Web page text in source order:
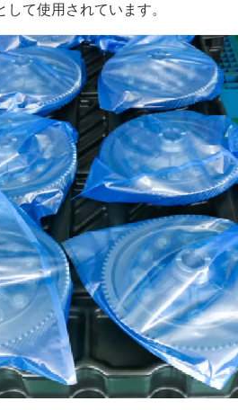
して使用されています。